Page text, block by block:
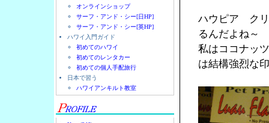
オンラインショップ
サーフ・アンド・シー[日HP]
サーフ・アンド・シー[英HP]
ハワイ入門ガイド
初めてのハワイ
初めてのレンタカー
初めての個人手配旅行
日本で習う
ハワイアンキルト教室
ハウピア クリ
るんだよね～
私はココナッ
は結構強烈な